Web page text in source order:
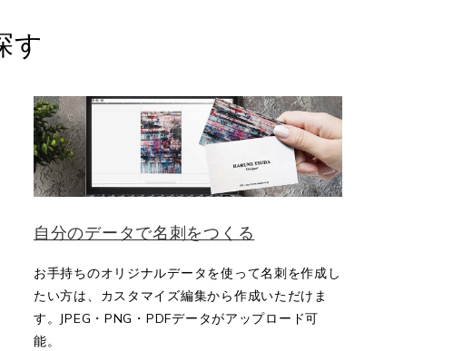
す
自分のデータで名刺をつくる
お手持ちのオリジナルデータを使って名刺を作成し
たい方は、カスタマイズ編集から作成いただけま
す。JPEG・PNG・PDFデータがアップロード可
能。